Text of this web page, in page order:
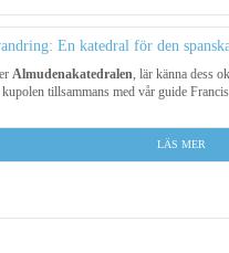
En katedral för den
Almudenakatedralen , lär känna dess
tillsammans med vår guide
LÄS MER